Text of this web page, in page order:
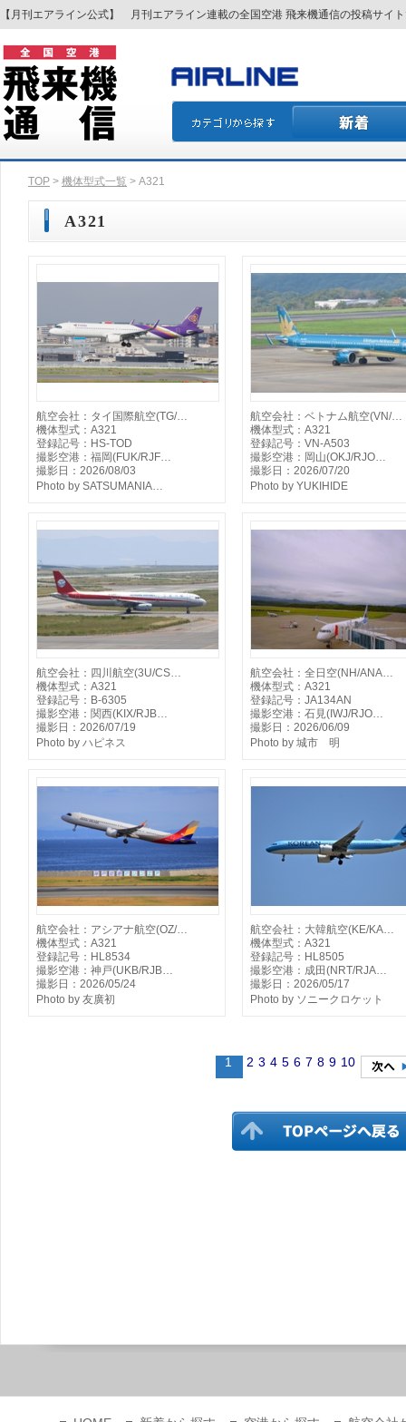
【月刊エアライン公式】 月刊エアライン連載の全国空港 飛来機通信の投稿サイ
TOP > 機体型式一覧 > A321
A321
航空会社：タイ国際航空(TG/…
機体型式：A321
登録記号：HS-TOD
撮影空港：福岡(FUK/RJF…
撮影日：2026/08/03
Photo by SATSUMANIA…
航空会社：ベトナム航空(VN/…
機体型式：A321
登録記号：VN-A503
撮影空港：岡山(OKJ/RJO…
撮影日：2026/07/20
Photo by YUKIHIDE
航空会社：四川航空(3U/CS…
機体型式：A321
登録記号：B-6305
撮影空港：関西(KIX/RJB…
撮影日：2026/07/19
Photo by ハピネス
航空会社：全日空(NH/ANA…
機体型式：A321
登録記号：JA134AN
撮影空港：石見(IWJ/RJO…
撮影日：2026/06/09
Photo by 城市 明
航空会社：アシアナ航空(OZ/…
機体型式：A321
登録記号：HL8534
撮影空港：神戸(UKB/RJB…
撮影日：2026/05/24
Photo by 友廣初
航空会社：大韓航空(KE/KA…
機体型式：A321
登録記号：HL8505
撮影空港：成田(NRT/RJA…
撮影日：2026/05/17
Photo by ソニークロケット
1 2 3 4 5 6 7 8 9 10